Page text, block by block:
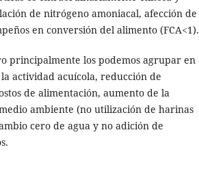
de nitrógeno amoniacal, afección de
en conversión del alimento (FCA<1).
principalmente los podemos agrupar en
actividad acuícola, reducción de
de alimentación, aumento de la
ambiente (no utilización de harinas
cero de agua y no adición de